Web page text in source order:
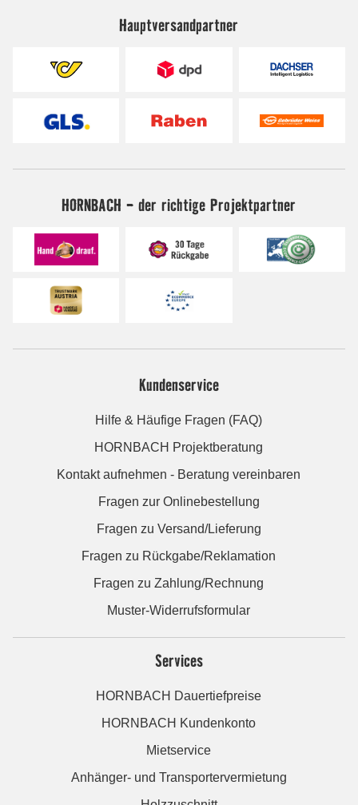
Hauptversandpartner
HORNBACH - der richtige Projektpartner
Kundenservice
Hilfe & Häufige Fragen (FAQ)
HORNBACH Projektberatung
Kontakt aufnehmen - Beratung vereinbaren
Fragen zur Onlinebestellung
Fragen zu Versand/Lieferung
Fragen zu Rückgabe/Reklamation
Fragen zu Zahlung/Rechnung
Muster-Widerrufsformular
Services
HORNBACH Dauertiefpreise
HORNBACH Kundenkonto
Mietservice
Anhänger- und Transportervermietung